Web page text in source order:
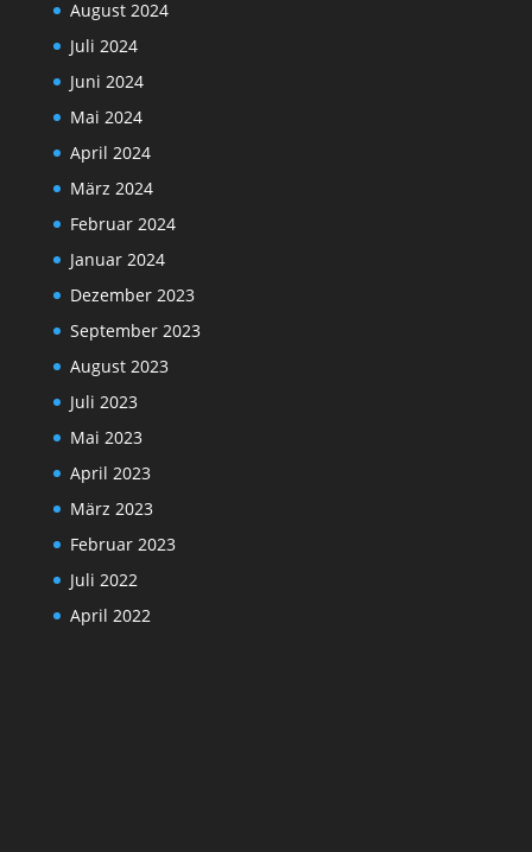
August 2024
Juli 2024
Juni 2024
Mai 2024
April 2024
März 2024
Februar 2024
Januar 2024
Dezember 2023
September 2023
August 2023
Juli 2023
Mai 2023
April 2023
März 2023
Februar 2023
Juli 2022
April 2022